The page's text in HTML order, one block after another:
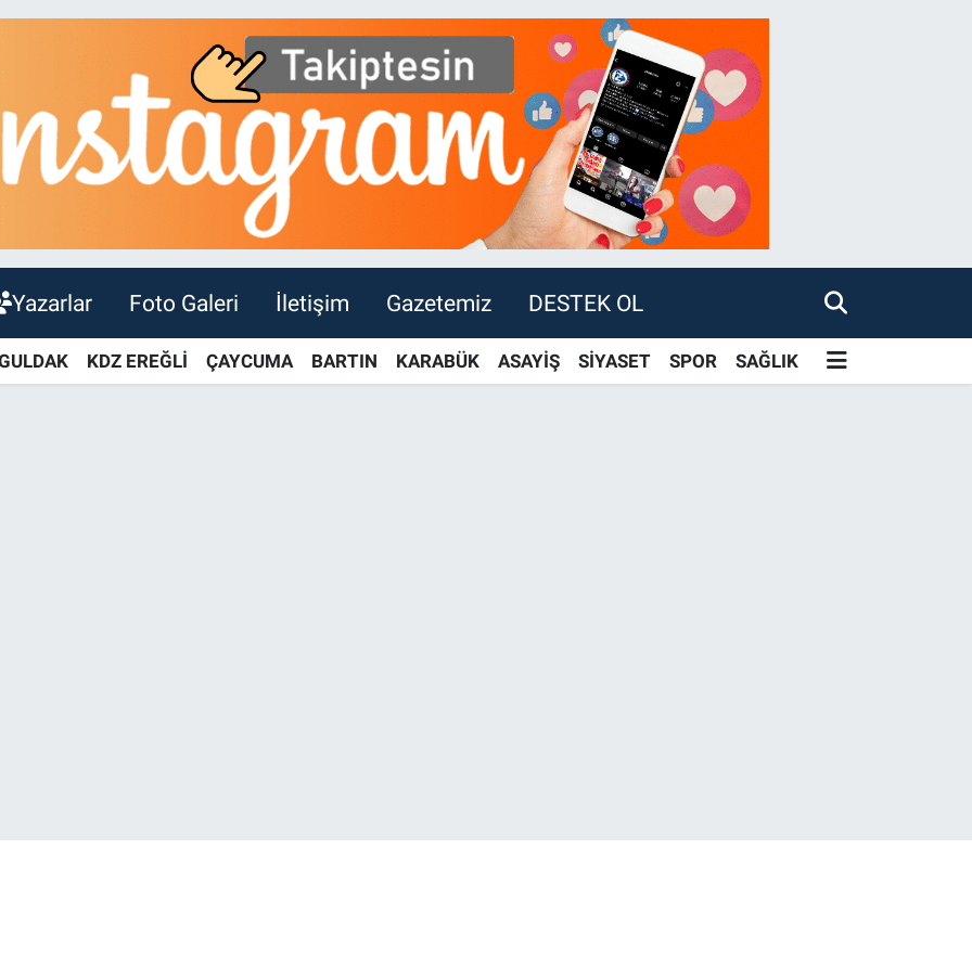
Yazarlar Foto Galeri İletişim Gazetemiz DESTEK OL
KDZ EREĞLİ ÇAYCUMA BARTIN KARABÜK ASAYİŞ SİYASET SPOR SAĞLIK